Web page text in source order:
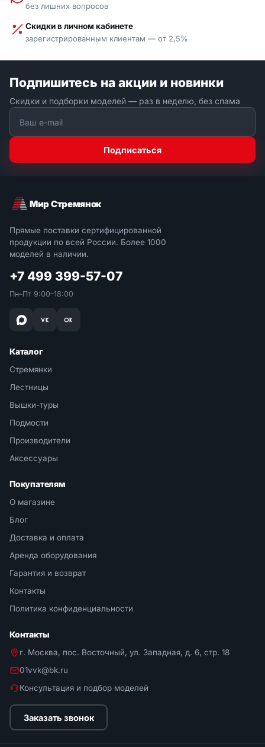
без лишних вопросов
Скидки в личном кабинете
зарегистрированным клиентам — от 2,5%
Подпишитесь на акции и новинки
Скидки и подборки моделей — раз в неделю, без спама
Подписаться
Мир Стремянок
Прямые поставки сертифицированной
продукции по всей России. Более 1000
моделей в наличии.
+7 499 399-57-07
Пн–Пт 9:00–18:00
Каталог
Стремянки
Лестницы
Вышки-туры
Подмости
Производители
Аксессуары
Покупателям
О магазине
Блог
Доставка и оплата
Аренда оборудования
Гарантия и возврат
Контакты
Политика конфиденциальности
Контакты
г. Москва, пос. Восточный, ул. Западная, д. 6, стр. 18
01vvk@bk.ru
Консультация и подбор моделей
Заказать звонок